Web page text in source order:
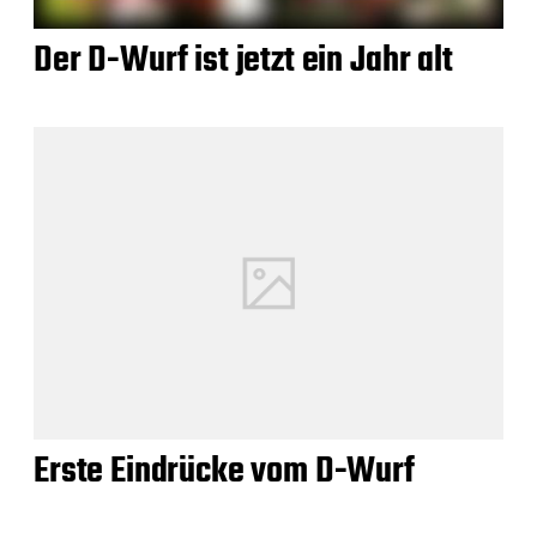
Der D-Wurf ist jetzt ein Jahr alt
Erste Eindrücke vom D-Wurf